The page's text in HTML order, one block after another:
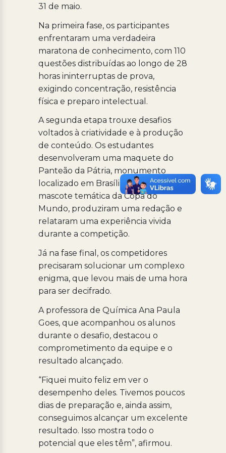
31 de maio.
Na primeira fase, os participantes
enfrentaram uma verdadeira
maratona de conhecimento, com 110
questões distribuídas ao longo de 28
horas ininterruptas de prova,
exigindo concentração, resistência
física e preparo intelectual.
A segunda etapa trouxe desafios
voltados à criatividade e à produção
de conteúdo. Os estudantes
desenvolveram uma maquete do
Panteão da Pátria, monumento
localizado em Brasília, criaram uma
mascote temática da Copa do
Mundo, produziram uma redação e
relataram uma experiência vivida
durante a competição.
Já na fase final, os competidores
precisaram solucionar um complexo
enigma, que levou mais de uma hora
para ser decifrado.
A professora de Química Ana Paula
Goes, que acompanhou os alunos
durante o desafio, destacou o
comprometimento da equipe e o
resultado alcançado.
“Fiquei muito feliz em ver o
desempenho deles. Tivemos poucos
dias de preparação e, ainda assim,
conseguimos alcançar um excelente
resultado. Isso mostra todo o
potencial que eles têm”, afirmou.